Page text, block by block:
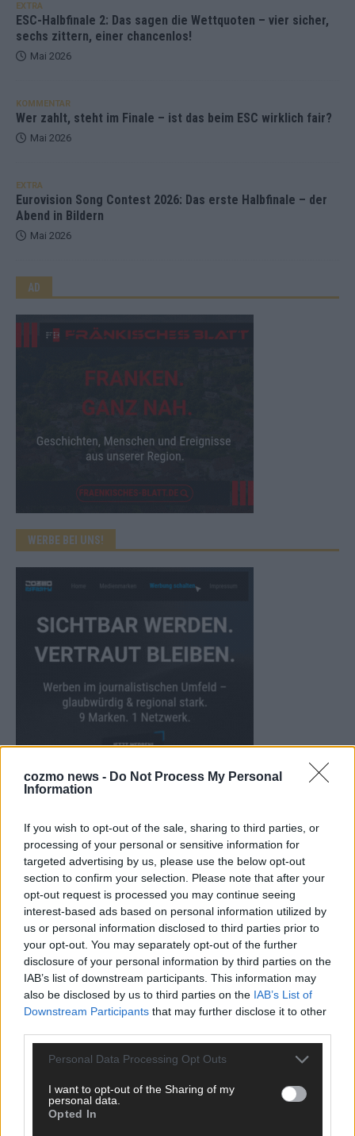
cozmo news - Do Not Process My Personal
Information
If you wish to opt-out of the sale, sharing to third parties, or
processing of your personal or sensitive information for
targeted advertising by us, please use the below opt-out
section to confirm your selection. Please note that after your
opt-out request is processed you may continue seeing
interest-based ads based on personal information utilized by
us or personal information disclosed to third parties prior to
your opt-out. You may separately opt-out of the further
disclosure of your personal information by third parties on the
IAB’s list of downstream participants. This information may
also be disclosed by us to third parties on the IAB’s List of
Downstream Participants that may further disclose it to other
Personal Data Processing Opt Outs
I want to opt-out of the Sharing of my
personal data.
Opted In
EXTRA
ESC-Halbfinale 2: Das sagen die Wettquoten – vier sicher,
sechs zittern, einer chancenlos!
Mai 2026
KOMMENTAR
Wer zahlt, steht im Finale – ist das beim ESC wirklich fair?
Mai 2026
EXTRA
Eurovision Song Contest 2026: Das erste Halbfinale – der
Abend in Bildern
Mai 2026
AD
WERBE BEI UNS!
CHECK UNS AUF FACEBOOK